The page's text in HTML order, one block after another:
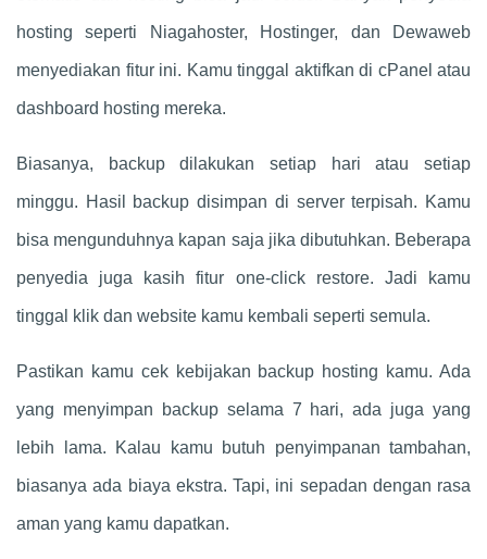
hosting seperti Niagahoster, Hostinger, dan Dewaweb
menyediakan fitur ini. Kamu tinggal aktifkan di cPanel atau
dashboard hosting mereka.
Biasanya, backup dilakukan setiap hari atau setiap
minggu. Hasil backup disimpan di server terpisah. Kamu
bisa mengunduhnya kapan saja jika dibutuhkan. Beberapa
penyedia juga kasih fitur one-click restore. Jadi kamu
tinggal klik dan website kamu kembali seperti semula.
Pastikan kamu cek kebijakan backup hosting kamu. Ada
yang menyimpan backup selama 7 hari, ada juga yang
lebih lama. Kalau kamu butuh penyimpanan tambahan,
biasanya ada biaya ekstra. Tapi, ini sepadan dengan rasa
aman yang kamu dapatkan.